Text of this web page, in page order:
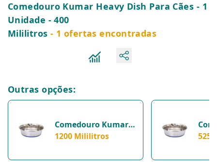
Comedouro Kumar Heavy Dish Para Cães - 1
Unidade - 400
Mililitros - 1 ofertas encontradas
Outras opções:
Comedouro Kumar
Heavy Dish Para
1200 Mililitros 525